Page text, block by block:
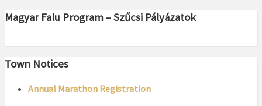
Magyar Falu Program – Szűcsi Pályázatok
Town Notices
Annual Marathon Registration